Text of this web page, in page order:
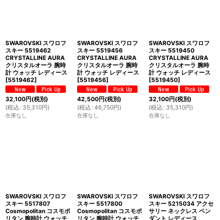
SWAROVSKI スワロフ
スキー 5519462
CRYSTALLINE AURA
クリスタルオーラ 腕時
計 ウォッチ レディース
[5519462]
32,100円(税別)
(税込 : 35,310円)
在庫なし
SWAROVSKI スワロフ
スキー 5519456
CRYSTALLINE AURA
クリスタルオーラ 腕時
計 ウォッチ レディース
[5519456]
42,500円(税別)
(税込 : 46,750円)
在庫なし
SWAROVSKI スワロフ
スキー 5519450
CRYSTALLINE AURA
クリスタルオーラ 腕時
計 ウォッチ レディース
[5519450]
32,100円(税別)
(税込 : 35,310円)
在庫なし
SWAROVSKI スワロフ
スキー 5517807
Cosmopolitan コスモポ
リタン 腕時計 ウォッチ
SWAROVSKI スワロフ
スキー 5517800
Cosmopolitan コスモポ
リタン 腕時計 ウォッチ
SWAROVSKI スワロフ
スキー 5215034 アクセ
サリー ネックレス ペン
ダント レディース